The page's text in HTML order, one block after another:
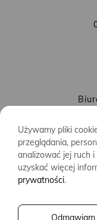
MAIL:
COPYRIGHTS
Używamy pliki
przeglądania,
analizować jej ruch
uzyskać więcej
prywatności.
Odmawiam